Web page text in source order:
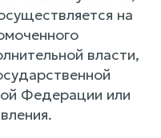
на
власти,
Федерации или